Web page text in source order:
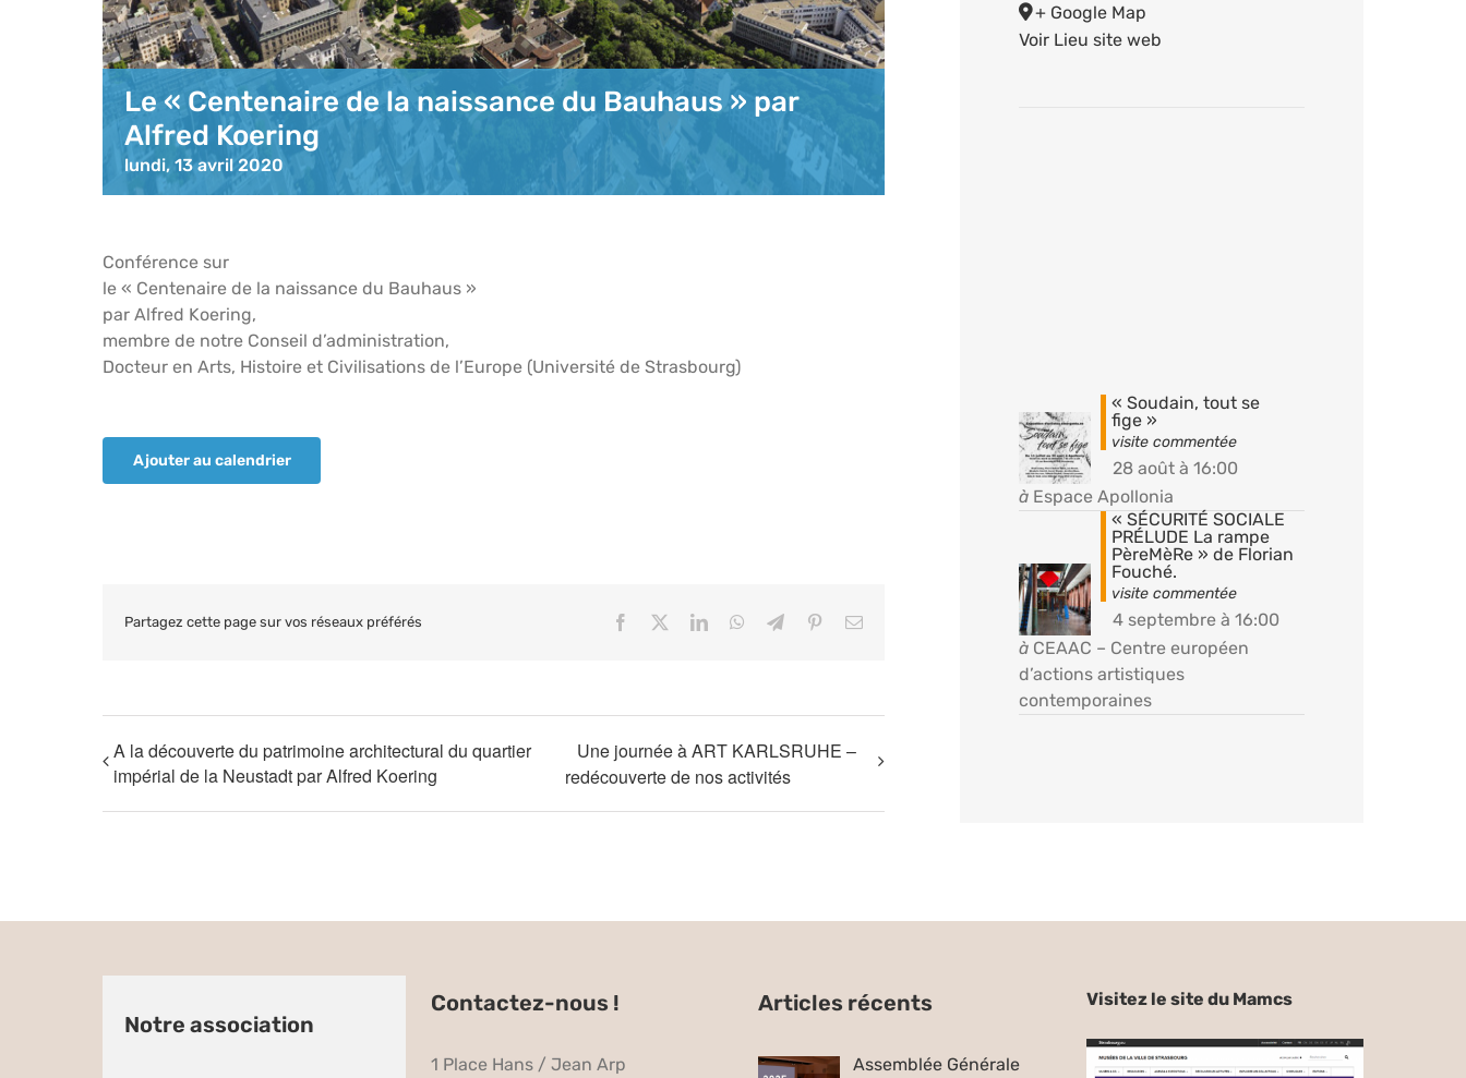
Le « Centenaire de la naissance du Bauhaus » par
Alfred Koering
lundi, 13 avril 2020
Conférence sur
le « Centenaire de la naissance du Bauhaus »
par Alfred Koering,
membre de notre Conseil d’administration,
Docteur en Arts, Histoire et Civilisations de l’Europe (Université de Strasbourg)
Ajouter au calendrier
Partagez cette page sur vos réseaux préférés Facebook LinkedInWhatsApp
TelegramPinterestEmail
A la découverte du patrimoine architectural du quartier
impérial de la Neustadt par Alfred Koering
Une journée à ART KARLSRUHE –
redécouverte de nos activités
+ Google Map
Voir Lieu site web
« Soudain, tout se
fige »
28 août à 16:00
à Espace Apollonia
« SÉCURITÉ SOCIALE
PRÉLUDE La rampe
PèreMèRe » de Florian
Fouché.
4 septembre à 16:00
à CEAAC – Centre européen
d’actions artistiques
contemporaines
Notre association
Contactez-nous !
1 Place Hans / Jean Arp
Articles récents
Assemblée Générale
Visitez le site du Mamcs